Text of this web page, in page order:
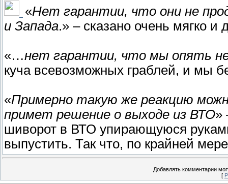
«Нет гарантии, что они не
и Запада.» – сказано очень мягко и
«…нет гарантии, что мы опять
куча всевозможных граблей, и мы
«Примерно такую же реакцию
примет решение о выходе из ВТО»
шиворот в ВТО упирающуюся
выпустить. Так что, по крайней
Добавлять комментарии
[